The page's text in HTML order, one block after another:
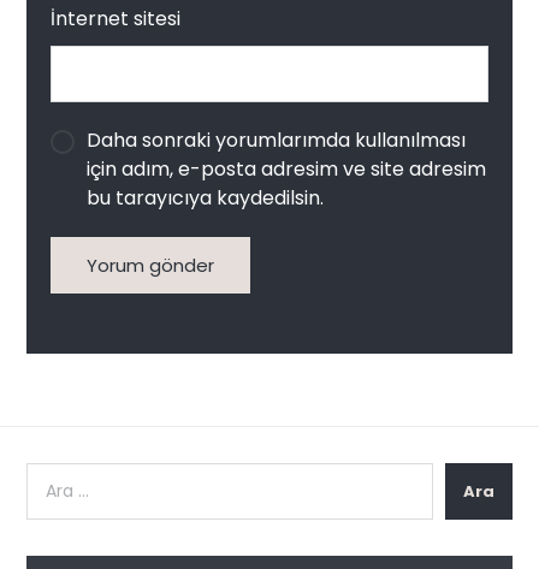
İnternet sitesi
Daha sonraki yorumlarımda kullanılması
için adım, e-posta adresim ve site adresim
bu tarayıcıya kaydedilsin.
Yorum gönder
Ara